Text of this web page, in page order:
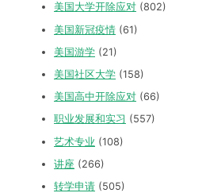
美国大学开除应对 (802)
美国新冠疫情 (61)
美国游学 (21)
美国社区大学 (158)
美国高中开除应对 (66)
职业发展和实习 (557)
艺术专业 (108)
讲座 (266)
转学申请 (505)